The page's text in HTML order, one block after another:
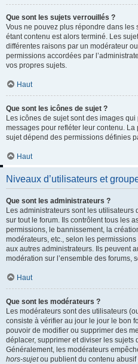
Que sont les sujets verrouillés ?
Vous ne pouvez plus répondre dans
étant contenu est alors terminé. Les
différentes raisons par un modérateur
permissions accordées par
vos propres sujets.
Haut
Que sont les icônes de sujet ?
Les icônes de sujet sont des images
messages pour refléter leur contenu. La
sujet dépend des permissions définies
Haut
Niveaux d’utilisateurs et
Que sont les administrateurs ?
Les administrateurs sont les
sur tout le forum. Ils contrôlent tous les
permissions, le bannissement, la
modérateurs, etc., selon les
aux autres administrateurs. Ils peuvent
modération sur l’ensemble des forums,
Haut
Que sont les modérateurs ?
Les modérateurs sont des utilisateurs
consiste à vérifier au jour le jour le bon
pouvoir de modifier ou supprimer des
déplacer, supprimer et diviser les sujets
Généralement, les modérateurs
hors-sujetou publient du contenu abusif